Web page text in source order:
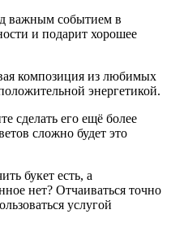
важным событием в
и подарит хорошее
композиция из любимых
энергетикой.
сделать его ещё более
сложно будет это
букет есть, а
нет? Отчаиваться точно
услугой